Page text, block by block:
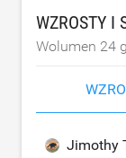
WZROSTY I
Wolumen 24
Jimothy